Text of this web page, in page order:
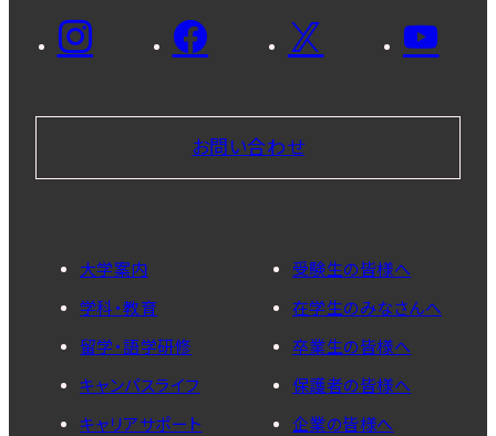
お問い合わせ
大学案内
学科・教育
留学・語学研修
キャンパスライフ
キャリアサポート
受験生の皆様へ
在学生のみなさんへ
卒業生の皆様へ
保護者の皆様へ
企業の皆様へ